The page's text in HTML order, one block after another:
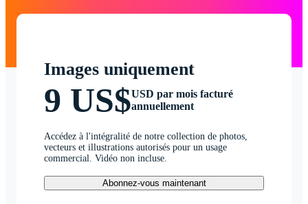
Images uniquement
9 US$USD par mois facturé
annuellement
Accédez à l'intégralité de notre collection de photos,
vecteurs et illustrations autorisés pour un usage
commercial. Vidéo non incluse.
Abonnez-vous maintenant